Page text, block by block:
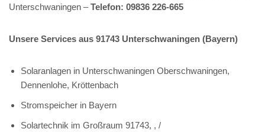
Unterschwaningen –Telefon: 09836 226-665
Unsere Services aus 91743 Unterschwaningen (Bayern)
Solaranlagen in Unterschwaningen Oberschwaningen,
Dennenlohe, Kröttenbach
Stromspeicher in Bayern
Solartechnik im Großraum 91743, , /